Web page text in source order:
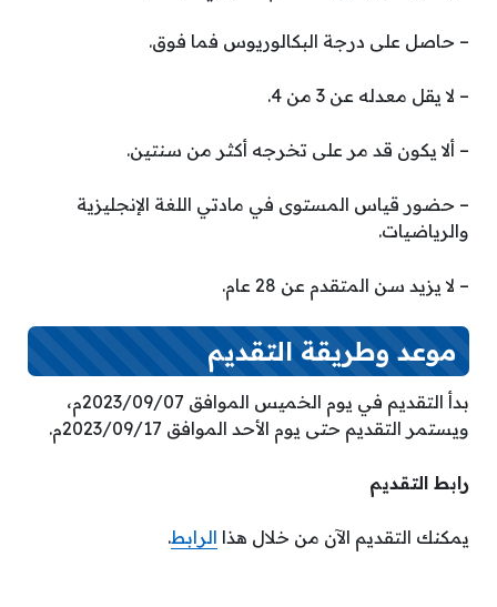
– حاصل على درجة البكالوريوس فما فوق.
– لا يقل معدله عن 3 من 4.
– ألا يكون قد مر على تخرجه أكثر من سنتين.
– حضور قياس المستوى في مادتي اللغة الإنجليزية
والرياضيات.
– لا يزيد سن المتقدم عن 28 عام.
موعد وطريقة التقديم
بدأ التقديم في يوم الخميس الموافق 2023/09/07م،
ويستمر التقديم حتى يوم الأحد الموافق 2023/09/17م.
رابط التقديم
يمكنك التقديم الآن من خلال هذا الرابط.